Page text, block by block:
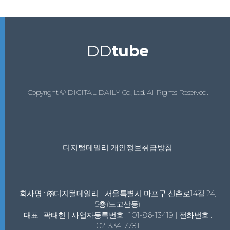
DDtube
Copyright © DIGITAL DAILY Co.,Ltd. All Rights Reserved.
디지털데일리 개인정보취급방침
회사명 : ㈜디지털데일리 | 서울특별시 마포구 신촌로14길 24,
5층(노고산동)
대표 : 곽태헌 | 사업자등록번호 : 101-86-13419 | 전화번호 :
02-334-7781